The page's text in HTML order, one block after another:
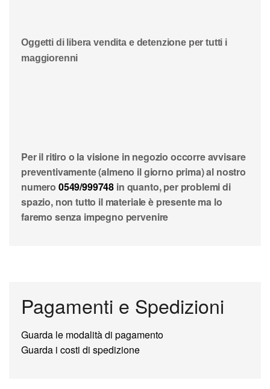
Oggetti di libera vendita e detenzione per tutti i
maggiorenni
Per il ritiro o la visione in negozio occorre avvisare
preventivamente (almeno il giorno prima) al nostro
numero 0549/999748 in quanto, per problemi di
spazio, non tutto il materiale è presente ma lo
faremo senza impegno pervenire
Pagamenti e Spedizioni
Guarda le modalità di pagamento
Guarda i costi di spedizione